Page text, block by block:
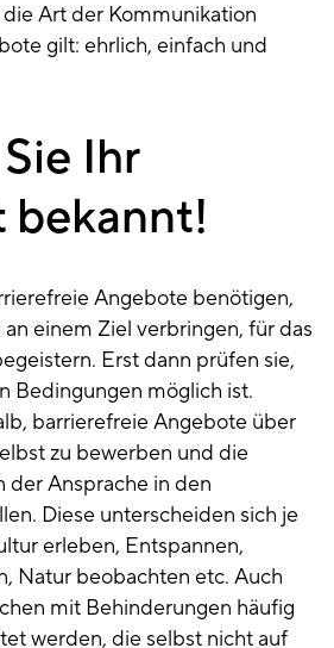
Art der Kommunikation
gilt: ehrlich, einfach und
Ihr
bekannt!
Angebote benötigen,
einem Ziel verbringen, für das
Erst dann prüfen sie,
Bedingungen möglich ist.
barrierefreie Angebote über
zu bewerben und die
der Ansprache in den
Diese unterscheiden sich je
erleben, Entspannen,
Natur beobachten etc. Auch
mit Behinderungen häufig
werden, die selbst nicht auf